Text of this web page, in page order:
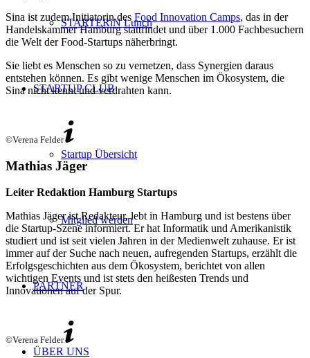
STARTERiN Lunch
STARTUP CLUB
Startup Übersicht
Mitglied werden
PARTNER
ÜBER UNS
Sina ist zudem Initiatorin des Food Innovation Camps, das in der
Handelskammer Hamburg stattfindet und über 1.000 Fachbesuchern
die Welt der Food-Startups näherbringt.
Sie liebt es Menschen so zu vernetzen, dass Synergien daraus
entstehen können. Es gibt wenige Menschen im Ökosystem, die
Sina nicht kennt und verdrahten kann.
©Verena Felder
Mathias Jäger
Leiter Redaktion Hamburg Startups
Mathias Jäger ist Redakteur, lebt in Hamburg und ist bestens über
die Startup-Szene informiert. Er hat Informatik und Amerikanistik
studiert und ist seit vielen Jahren in der Medienwelt zuhause. Er ist
immer auf der Suche nach neuen, aufregenden Startups, erzählt die
Erfolgsgeschichten aus dem Ökosystem, berichtet von allen
wichtigen Events und ist stets den heißesten Trends und
Innovationen auf der Spur.
©Verena Felder